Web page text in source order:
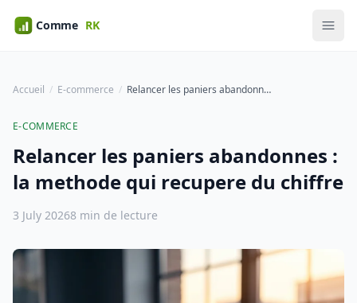
Accueil E-commerce Relancer les paniers abandonnes : la methode qui recupere du chiffre
E-COMMERCE
Relancer les paniers abandonnes :
la methode qui recupere du chiffre
3 July 20268 min de lecture